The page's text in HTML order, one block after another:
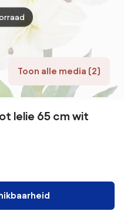
Toon alle media (2)
lelie 65 cm wit